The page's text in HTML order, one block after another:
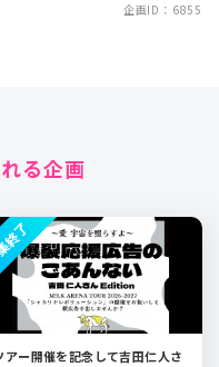
企画ID：6855
る企画
アー開催を記念して吉田仁人さ
了